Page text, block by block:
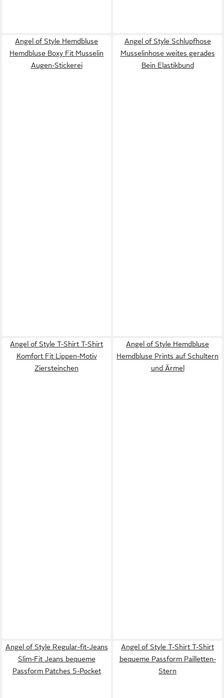
Angel of Style Hemdbluse
Hemdbluse Boxy Fit Musselin
Augen-Stickerei
Angel of Style Schlupfhose
Musselinhose weites gerades
Bein Elastikbund
Angel of Style T-Shirt T-Shirt
Komfort Fit Lippen-Motiv
Ziersteinchen
Angel of Style Hemdbluse
Hemdbluse Prints auf Schultern
und Ärmel
Angel of Style Regular-fit-Jeans
Slim-Fit Jeans bequeme
Passform Patches 5-Pocket
Angel of Style T-Shirt T-Shirt
bequeme Passform Pailletten-
Stern